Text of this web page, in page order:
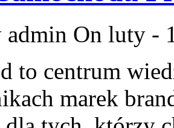
admin On luty -
to centrum
marek